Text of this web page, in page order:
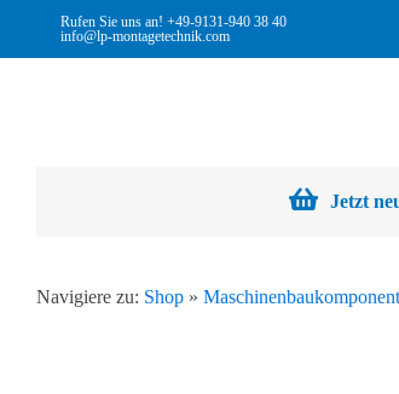
Rufen Sie uns an! +49-9131-940 38 40
info@lp-montagetechnik.com
Jetzt
Navigiere zu: Shop»